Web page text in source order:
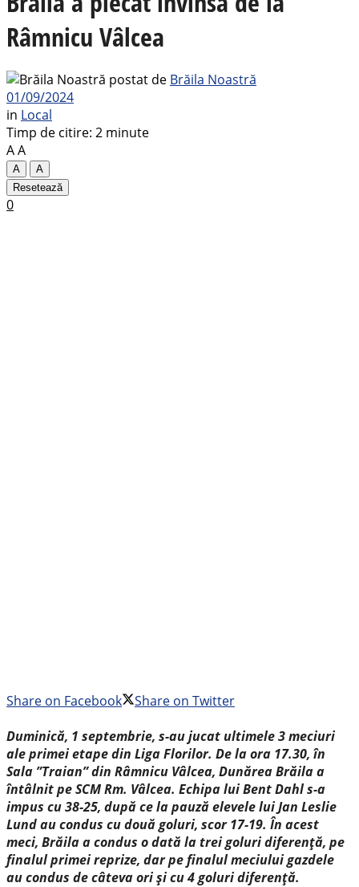
Râmnicu Vâlcea
postat de Brăila Noastră
01/09/2024
in Local
Timp de citire: 2 minute
AA
A
A
Resetează
0
Share on Facebook
Share on Twitter
Duminică, 1 septembrie, s-au jucat ultimele 3 meciuri
ale primei etape din Liga Florilor. De la ora 17.30, în
Sala ”Traian” din Râmnicu Vâlcea, Dunărea Brăila a
întâlnit pe SCM Rm. Vâlcea. Echipa lui Bent Dahl s-a
impus cu 38-25, după ce la pauză elevele lui Jan Leslie
Lund au condus cu două goluri, scor 17-19. În acest
meci, Brăila a condus o dată la trei goluri diferență, pe
finalul primei reprize, dar pe finalul meciului gazdele
au condus de câteva ori și cu 4 goluri diferență.